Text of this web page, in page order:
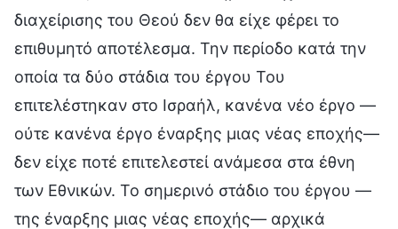
διαχείρισης του Θεού δεν θα είχε φέρει το
επιθυμητό αποτέλεσμα. Την περίοδο κατά την
οποία τα δύο στάδια του έργου Του
επιτελέστηκαν στο Ισραήλ, κανένα νέο έργο —
ούτε κανένα έργο έναρξης μιας νέας εποχής—
δεν είχε ποτέ επιτελεστεί ανάμεσα στα έθνη
των Εθνικών. Το σημερινό στάδιο του έργου —
της έναρξης μιας νέας εποχής— αρχικά